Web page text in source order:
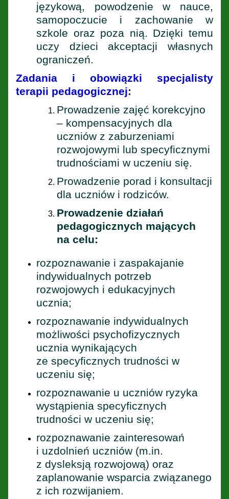
językową, powodzenie w nauce,
samopoczucie i zachowanie w
szkole oraz poza nią. Dzięki temu
uczy dzieci akceptacji własnych
ograniczeń.
Zadania i obowiązki specjalisty
terapii pedagogicznej:
Prowadzenie zajęć korekcyjno
– kompensacyjnych dla
uczniów z zaburzeniami
rozwojowymi lub specyficznymi
trudnościami w uczeniu się.
Prowadzenie porad i konsultacji
dla uczniów i rodziców.
Prowadzenie działań
pedagogicznych mających
na celu:
rozpoznawanie i zaspakajanie
indywidualnych potrzeb
rozwojowych i edukacyjnych
ucznia;
rozpoznawanie indywidualnych
możliwości psychofizycznych
ucznia wynikających
ze specyficznych trudności w
uczeniu się;
rozpoznawanie u uczniów ryzyka
wystąpienia specyficznych
trudności w uczeniu się;
rozpoznawanie zainteresowań
i uzdolnień uczniów (m.in.
z dysleksją rozwojową) oraz
zaplanowanie wsparcia związanego
z ich rozwijaniem.